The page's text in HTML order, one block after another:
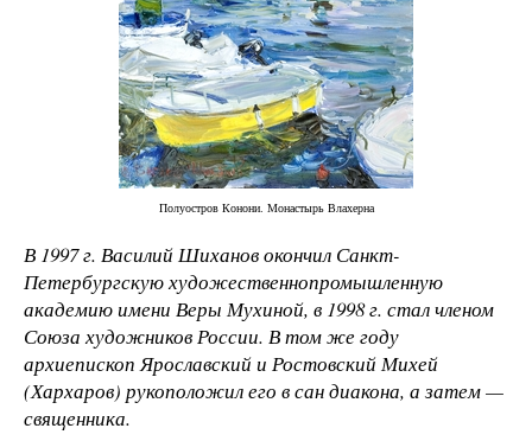
Полуостров Конони. Монастырь Влахерна
В 1997 г. Василий Шиханов окончил Санкт-
Петербургскую художественно­промышленную
академию имени Веры Мухиной, в 1998 г. стал членом
Союза художников России. В том же году
архиепископ Ярославский и Ростовский Михей
(Хархаров) рукоположил его в сан диакона, а затем —
священника.